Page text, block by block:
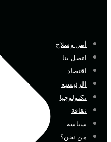
أمن وسلاح
اتصل بنا
اقتصاد
الرئيسية
تكنولوجيا
ثقافة
سياسة
من نحن؟